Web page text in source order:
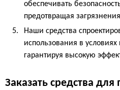
обеспечивать
предотвращая
Наши средства
использования в
гарантируя высокую
Заказать средства